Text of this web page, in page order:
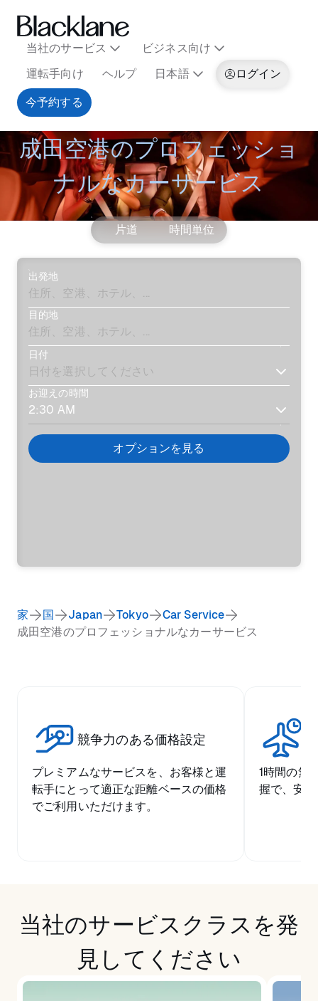
当社のサービス
ビジネス向け
運転手向け
ヘルプ 日本語
ログイン
今予約する
成田空港のプロフェッショ
ナルなカーサービス
片道 時間単位
出発地
目的地
日付
お迎えの時間
オプションを見る
家 国 Japan Tokyo
Car Service
成田空港のプロフェッショナルなカーサービス
競争力のある価格設定
プレミアムなサービスを、お客様と運
転手にとって適正な距離ベースの価格
でご利用いただけます。
1時間の無
握で、安
当社のサービスクラスを発
見してください